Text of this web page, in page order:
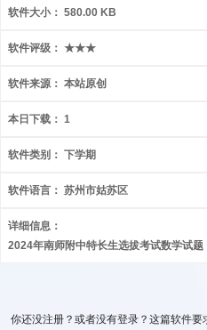
软件大小： 580.00 KB
软件评级： ★★★
软件来源： 本站原创
本日下载： 1
软件类别： 下学期
软件语言： 苏州市姑苏区
详细信息：
2024年南师附中特长生选拔考试数学试题
你还没注册？或者没有登录？这篇软件要